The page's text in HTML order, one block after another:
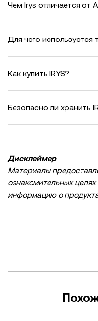
Чем Irys отличается от
Для чего используется
Как купить IRYS?
Безопасно ли хранить
Дисклеймер
Материалы
ознакомительных целях
информацию о
вашем регионе. Они не
высокими рисками и
колебаниям. Тщательно